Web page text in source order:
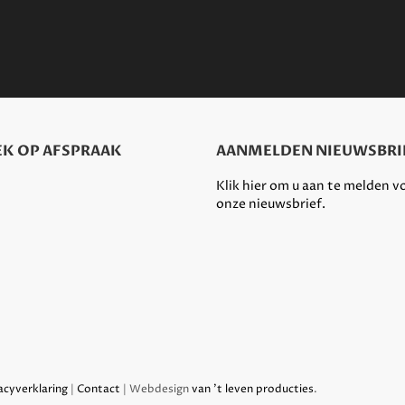
OP AFSPRAAK AANMELDEN
Klik hier om u aan te melden
onze nieuwsbrief.
| Contact | Webdesignvan 't leven producties.